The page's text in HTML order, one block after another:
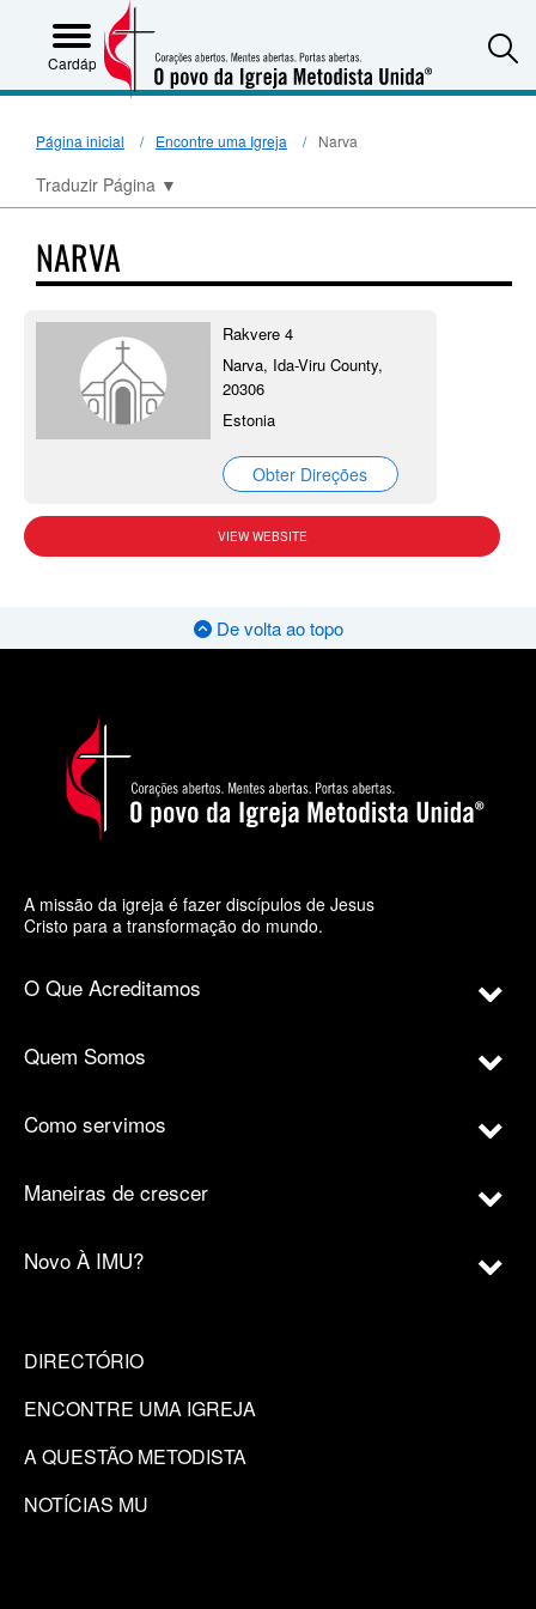
Cardápio
Página inicial Encontre uma Igreja Narva
Traduzir Página ▼
NARVA
Rakvere 4
Narva, Ida-Viru County,
20306
Estonia
Obter Direções
VIEW WEBSITE
De volta ao topo
A missão da igreja é fazer discípulos de Jesus
Cristo para a transformação do mundo.
O Que Acreditamos
Quem Somos
Como servimos
Maneiras de crescer
Novo À IMU?
DIRECTÓRIO
ENCONTRE UMA IGREJA
A QUESTÃO METODISTA
NOTÍCIAS MU